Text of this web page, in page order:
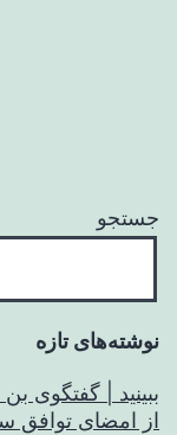
جستجو
نوشته‌های تازه
ببینید | گفتگوی
از امضای توافق